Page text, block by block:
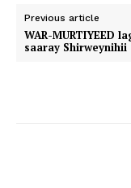
Previous article
WAR-MURTIYEED
saaray Shirweynihii